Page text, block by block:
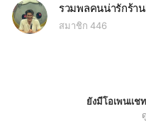
รวมพลคนน่ารักร้า
สมาชิก 446
ยังมีโอเพนแช